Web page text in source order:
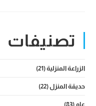
والعناية
بها
تصنيفات
الزراعة المنزلية(21)
حديقة المنزل (22)
عام (83)